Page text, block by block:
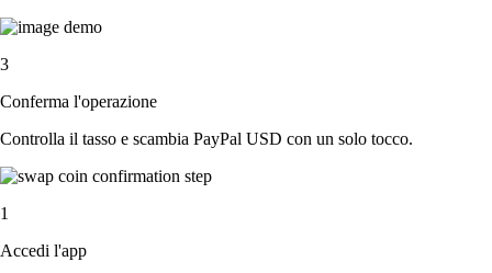
3
Conferma l'operazione
Controlla il tasso e scambia PayPal USD con un solo tocco.
1
Accedi l'app